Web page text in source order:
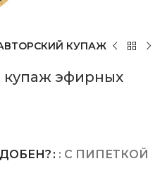
КУПАЖ
купаж эфирных
: С ПИПЕТКОЙ